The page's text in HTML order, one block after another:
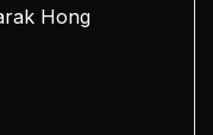
Hong